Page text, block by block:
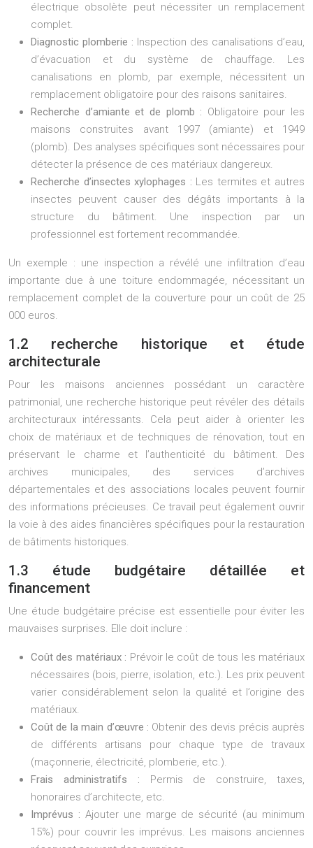
électrique obsolète peut nécessiter un remplacement
complet.
Diagnostic plomberie : Inspection des canalisations d’eau,
d’évacuation et du système de chauffage. Les
canalisations en plomb, par exemple, nécessitent un
remplacement obligatoire pour des raisons sanitaires.
Recherche d’amiante et de plomb : Obligatoire pour les
maisons construites avant 1997 (amiante) et 1949
(plomb). Des analyses spécifiques sont nécessaires pour
détecter la présence de ces matériaux dangereux.
Recherche d’insectes xylophages : Les termites et autres
insectes peuvent causer des dégâts importants à la
structure du bâtiment. Une inspection par un
professionnel est fortement recommandée.
Un exemple : une inspection a révélé une infiltration d’eau
importante due à une toiture endommagée, nécessitant un
remplacement complet de la couverture pour un coût de 25
000 euros.
1.2 recherche historique et étude
architecturale
Pour les maisons anciennes possédant un caractère
patrimonial, une recherche historique peut révéler des détails
architecturaux intéressants. Cela peut aider à orienter les
choix de matériaux et de techniques de rénovation, tout en
préservant le charme et l’authenticité du bâtiment. Des
archives municipales, des services d’archives
départementales et des associations locales peuvent fournir
des informations précieuses. Ce travail peut également ouvrir
la voie à des aides financières spécifiques pour la restauration
de bâtiments historiques.
1.3 étude budgétaire détaillée et
financement
Une étude budgétaire précise est essentielle pour éviter les
mauvaises surprises. Elle doit inclure :
Coût des matériaux : Prévoir le coût de tous les matériaux
nécessaires (bois, pierre, isolation, etc.). Les prix peuvent
varier considérablement selon la qualité et l’origine des
matériaux.
Coût de la main d’œuvre : Obtenir des devis précis auprès
de différents artisans pour chaque type de travaux
(maçonnerie, électricité, plomberie, etc.).
Frais administratifs : Permis de construire, taxes,
honoraires d’architecte, etc.
Imprévus : Ajouter une marge de sécurité (au minimum
15%) pour couvrir les imprévus. Les maisons anciennes